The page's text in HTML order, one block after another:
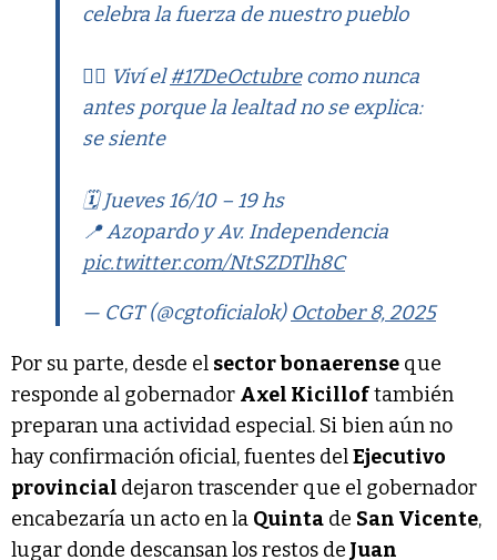
celebra la fuerza de nuestro pueblo
👉🏼 Viví el#17DeOctubrecomo nunca
antes porque la lealtad no se explica:
se siente
🗓️ Jueves 16/10 – 19 hs
📍 Azopardo y Av. Independencia
pic.twitter.com/NtSZDTlh8C
— CGT (@cgtoficialok) October 8, 2025
Por su parte, desde el sector bonaerense que
responde al gobernador Axel Kicilloftambién
preparan una actividad especial. Si bien aún no
hay confirmación oficial, fuentes delEjecutivo
provincial dejaron trascender que el gobernador
encabezaría un acto en la Quinta de San Vicente,
lugar donde descansan los restos de Juan